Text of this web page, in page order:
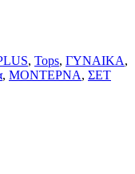
, Tops, ΓΥΝΑΙΚΑ,
, ΜΟΝΤΕΡΝΑ, ΣΕΤ